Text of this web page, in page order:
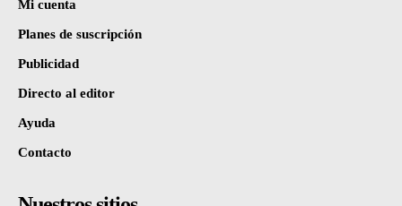
Mi cuenta
Planes de suscripción
Publicidad
Directo al editor
Ayuda
Contacto